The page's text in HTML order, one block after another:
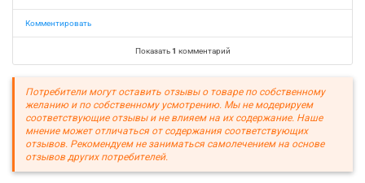
Комментировать
Показать1 комментарий
Потребители могут оставить отзывы о товаре по собственному
желанию и по собственному усмотрению. Мы не модерируем
соответствующие отзывы и не влияем на их содержание. Наше
мнение может отличаться от содержания соответствующих
отзывов. Рекомендуем не заниматься самолечением на основе
отзывов других потребителей.